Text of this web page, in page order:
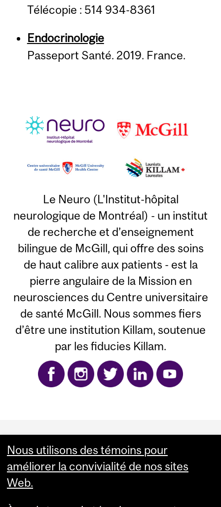
Télécopie : 514 934-8361
Endocrinologie
Passeport Santé. 2019. France.
Le Neuro (L'Institut-hôpital
neurologique de Montréal) - un institut
de recherche et d’enseignement
bilingue de McGill, qui offre des soins
de haut calibre aux patients - est la
pierre angulaire de la Mission en
neurosciences du Centre universitaire
de santé McGill. Nous sommes fiers
d’être une institution Killam, soutenue
par les fiducies Killam.
Department
and
University
Information
L'Institut-hôpital neurologique de Montréal 3801 rue
Université, salle 354 Mon­tréal, Qué­bec H3A 2B4
infoneuro@muhc.mcgill.ca (514) 398‑5358
Nous utilisons des témoins pour
améliorer la convivialité de nos sites
Web.